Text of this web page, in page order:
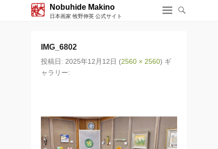
Nobuhide Makino
日本画家 牧野伸英 公式サイト
IMG_6802
投稿日: 2025年12月12日 (2560 × 2560) ギ
ャラリー: